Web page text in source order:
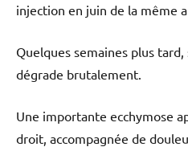
injection en juin de la même
Quelques semaines plus
dégrade brutalement.
Une importante ecchymose
droit, accompagnée de